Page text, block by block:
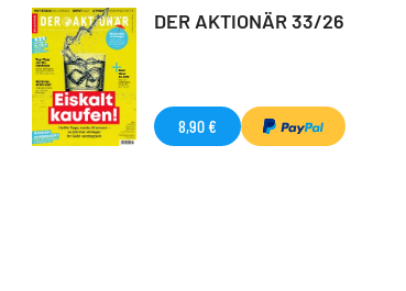
DER AKTIONÄR 33/26
8,90 €